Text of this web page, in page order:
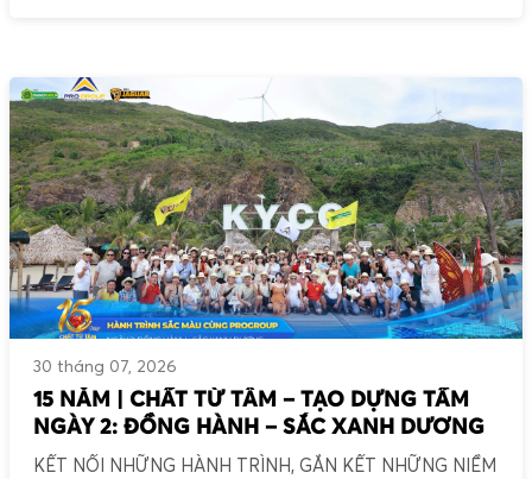
30 tháng 07, 2026
15 NĂM | CHẤT TỪ TÂM – TẠO DỰNG TẦM
NGÀY 2: ĐỒNG HÀNH – SẮC XANH DƯƠNG
KẾT NỐI NHỮNG HÀNH TRÌNH, GẮN KẾT NHỮNG NIỀM